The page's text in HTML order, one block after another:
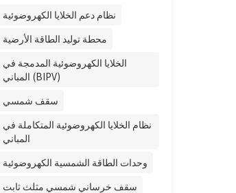
نظام دعم الخلايا الكهروضوئية
محطة توليد الطاقة الأرضية
الخلايا الكهروضوئية المدمجة في
المباني (BIPV)
سقف شمسي
نظام الخلايا الكهروضوئية المتكاملة في
المباني
وحدات الطاقة الشمسية الكهروضوئية
سقف خرساني شمسي مثلث ثابت